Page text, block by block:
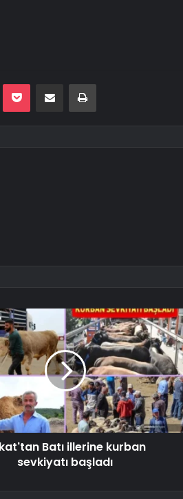
Pocket E-Posta ile paylaş Yazdır
Batı illerine kurban
sevkiyatı başladı